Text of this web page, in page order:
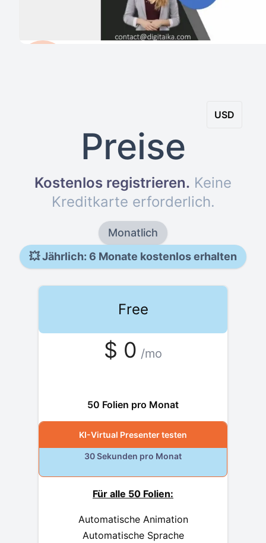
USD
Preise
Kostenlos registrieren. Keine
Kreditkarte erforderlich.
Monatlich
💥Jährlich: 6 Monate kostenlos erhalten
Free
$ 0 /mo
50 Folien pro Monat
KI-Virtual Presenter testen
30 Sekunden pro Monat
Für alle 50 Folien:
Automatische Animation
Automatische Sprache